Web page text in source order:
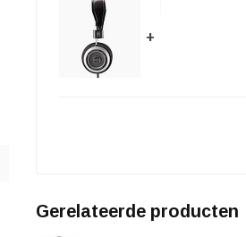
+
Gerelateerde producten